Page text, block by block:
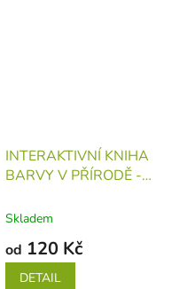
INTERAKTIVNÍ KNIHA
BARVY V PŘÍRODĚ -
učení (děti 1-5 let)
Skladem
od 120 Kč
DETAIL